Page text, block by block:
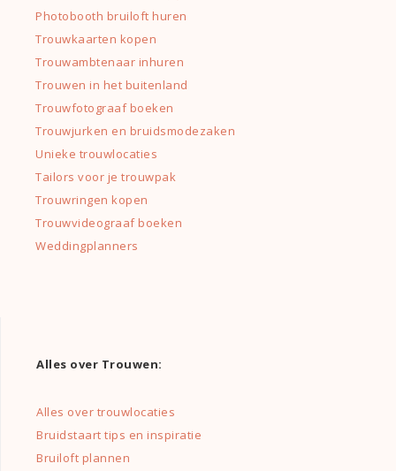
Photobooth bruiloft huren
Trouwkaarten kopen
Trouwambtenaar inhuren
Trouwen in het buitenland
Trouwfotograaf boeken
Trouwjurken en bruidsmodezaken
Unieke trouwlocaties
Tailors voor je trouwpak
Trouwringen kopen
Trouwvideograaf boeken
Weddingplanners
Alles over Trouwen:
Alles over trouwlocaties
Bruidstaart tips en inspiratie
Bruiloft plannen